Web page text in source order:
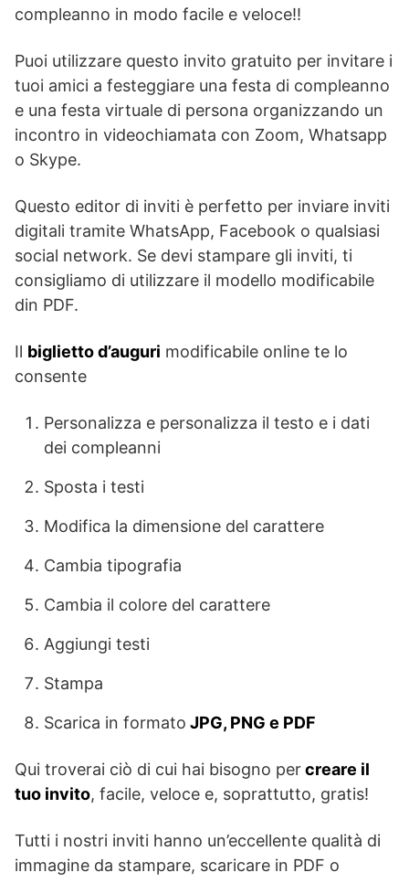
compleanno in modo facile e veloce!!
Puoi utilizzare questo invito gratuito per invitare i
tuoi amici a festeggiare una festa di compleanno
e una festa virtuale di persona organizzando un
incontro in videochiamata con Zoom, Whatsapp
o Skype.
Questo editor di inviti è perfetto per inviare inviti
digitali tramite WhatsApp, Facebook o qualsiasi
social network. Se devi stampare gli inviti, ti
consigliamo di utilizzare il modello modificabile
din PDF.
Il biglietto d’auguri modificabile online te lo
consente
Personalizza e personalizza il testo e i dati
dei compleanni
Sposta i testi
Modifica la dimensione del carattere
Cambia tipografia
Cambia il colore del carattere
Aggiungi testi
Stampa
Scarica in formato JPG, PNG e PDF
Qui troverai ciò di cui hai bisogno percreare il
tuo invito, facile, veloce e, soprattutto, gratis!
Tutti i nostri inviti hanno un’eccellente qualità di
immagine da stampare, scaricare in PDF o